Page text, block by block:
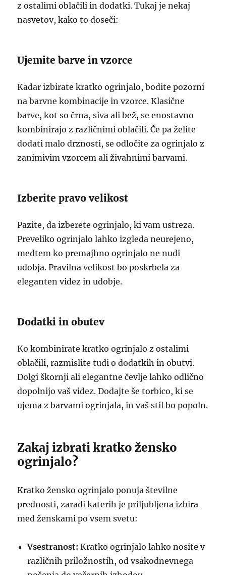
z ostalimi oblačili in dodatki. Tukaj je nekaj
nasvetov, kako to doseči:
Ujemite barve in vzorce
Kadar izbirate kratko ogrinjalo, bodite pozorni
na barvne kombinacije in vzorce. Klasične
barve, kot so črna, siva ali bež, se enostavno
kombinirajo z različnimi oblačili. Če pa želite
dodati malo drznosti, se odločite za ogrinjalo z
zanimivim vzorcem ali živahnimi barvami.
Izberite pravo velikost
Pazite, da izberete ogrinjalo, ki vam ustreza.
Preveliko ogrinjalo lahko izgleda neurejeno,
medtem ko premajhno ogrinjalo ne nudi
udobja. Pravilna velikost bo poskrbela za
eleganten videz in udobje.
Dodatki in obutev
Ko kombinirate kratko ogrinjalo z ostalimi
oblačili, razmislite tudi o dodatkih in obutvi.
Dolgi škornji ali elegantne čevlje lahko odlično
dopolnijo vaš videz. Dodajte še torbico, ki se
ujema z barvami ogrinjala, in vaš stil bo popoln.
Zakaj izbrati kratko žensko
ogrinjalo?
Kratko žensko ogrinjalo ponuja številne
prednosti, zaradi katerih je priljubljena izbira
med ženskami po vsem svetu:
Vsestranost: Kratko ogrinjalo lahko nosite v
različnih priložnostih, od vsakodnevnega